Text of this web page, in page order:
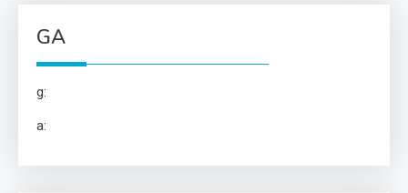
GA
g:
a: